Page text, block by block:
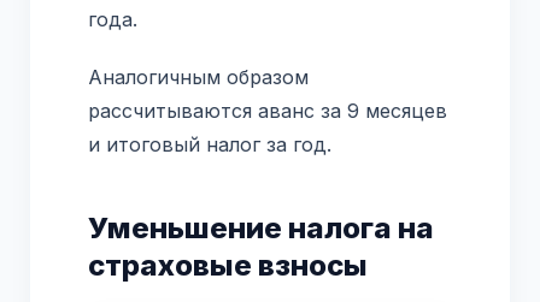
года.
Аналогичным образом
рассчитываются аванс за 9 месяцев
и итоговый налог за год.
Уменьшение налога на
страховые взносы